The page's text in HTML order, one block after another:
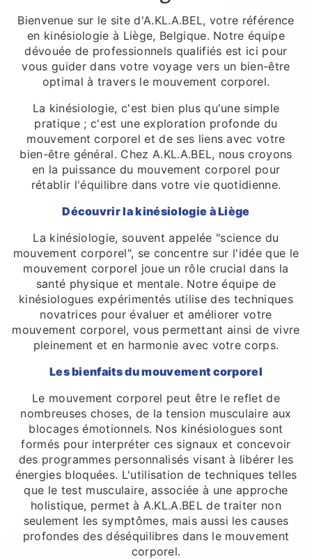
Bienvenue sur le site d'A.KL.A.BEL, votre référence
en kinésiologie à Liège, Belgique. Notre équipe
dévouée de professionnels qualifiés est ici pour
vous guider dans votre voyage vers un bien-être
optimal à travers le mouvement corporel.
La kinésiologie, c'est bien plus qu'une simple
pratique ; c'est une exploration profonde du
mouvement corporel et de ses liens avec votre
bien-être général. Chez A.KL.A.BEL, nous croyons
en la puissance du mouvement corporel pour
rétablir l'équilibre dans votre vie quotidienne.
Découvrir la kinésiologie à Liège
La kinésiologie, souvent appelée "science du
mouvement corporel", se concentre sur l'idée que le
mouvement corporel joue un rôle crucial dans la
santé physique et mentale. Notre équipe de
kinésiologues expérimentés utilise des techniques
novatrices pour évaluer et améliorer votre
mouvement corporel, vous permettant ainsi de vivre
pleinement et en harmonie avec votre corps.
Les bienfaits du mouvement corporel
Le mouvement corporel peut être le reflet de
nombreuses choses, de la tension musculaire aux
blocages émotionnels. Nos kinésiologues sont
formés pour interpréter ces signaux et concevoir
des programmes personnalisés visant à libérer les
énergies bloquées. L'utilisation de techniques telles
que le test musculaire, associée à une approche
holistique, permet à A.KL.A.BEL de traiter non
seulement les symptômes, mais aussi les causes
profondes des déséquilibres dans le mouvement
corporel.